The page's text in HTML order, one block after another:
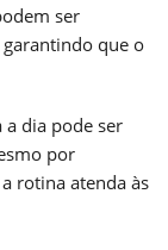
ser
que o
a dia pode ser
por
rotina atenda às